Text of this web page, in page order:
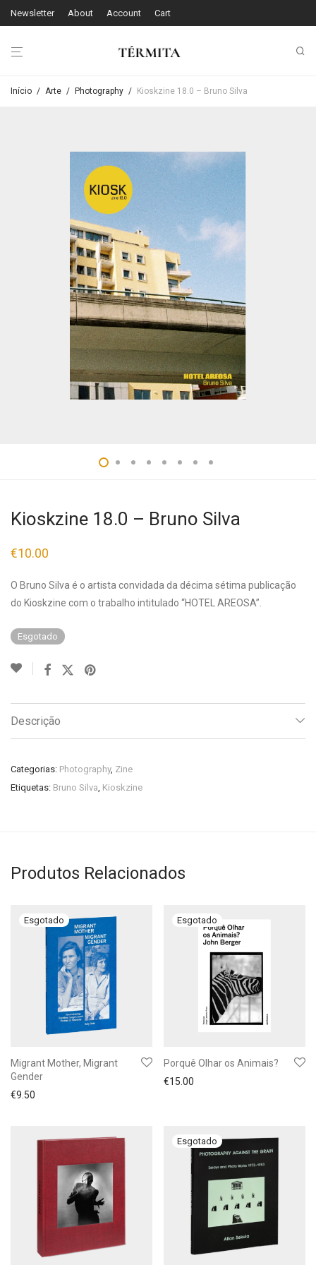
Newsletter About Account Cart
Início / Arte / Photography / Kioskzine 18.0 – Bruno Silva
Kioskzine 18.0 – Bruno Silva
€10.00
O Bruno Silva é o artista convidada da décima sétima publicação
do Kioskzine com o trabalho intitulado “HOTEL AREOSA”.
Esgotado
Descrição
Categorias: Photography, Zine
Etiquetas: Bruno Silva, Kioskzine
Produtos Relacionados
Migrant Mother, Migrant
Gender
€9.50
Porquê Olhar os Animais?
€15.00